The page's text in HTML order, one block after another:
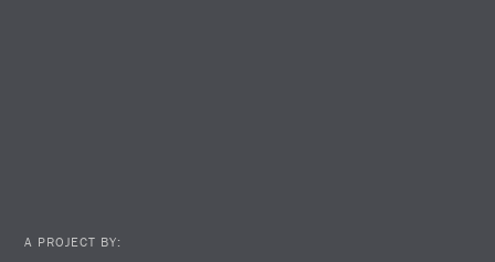
A PROJECT BY: